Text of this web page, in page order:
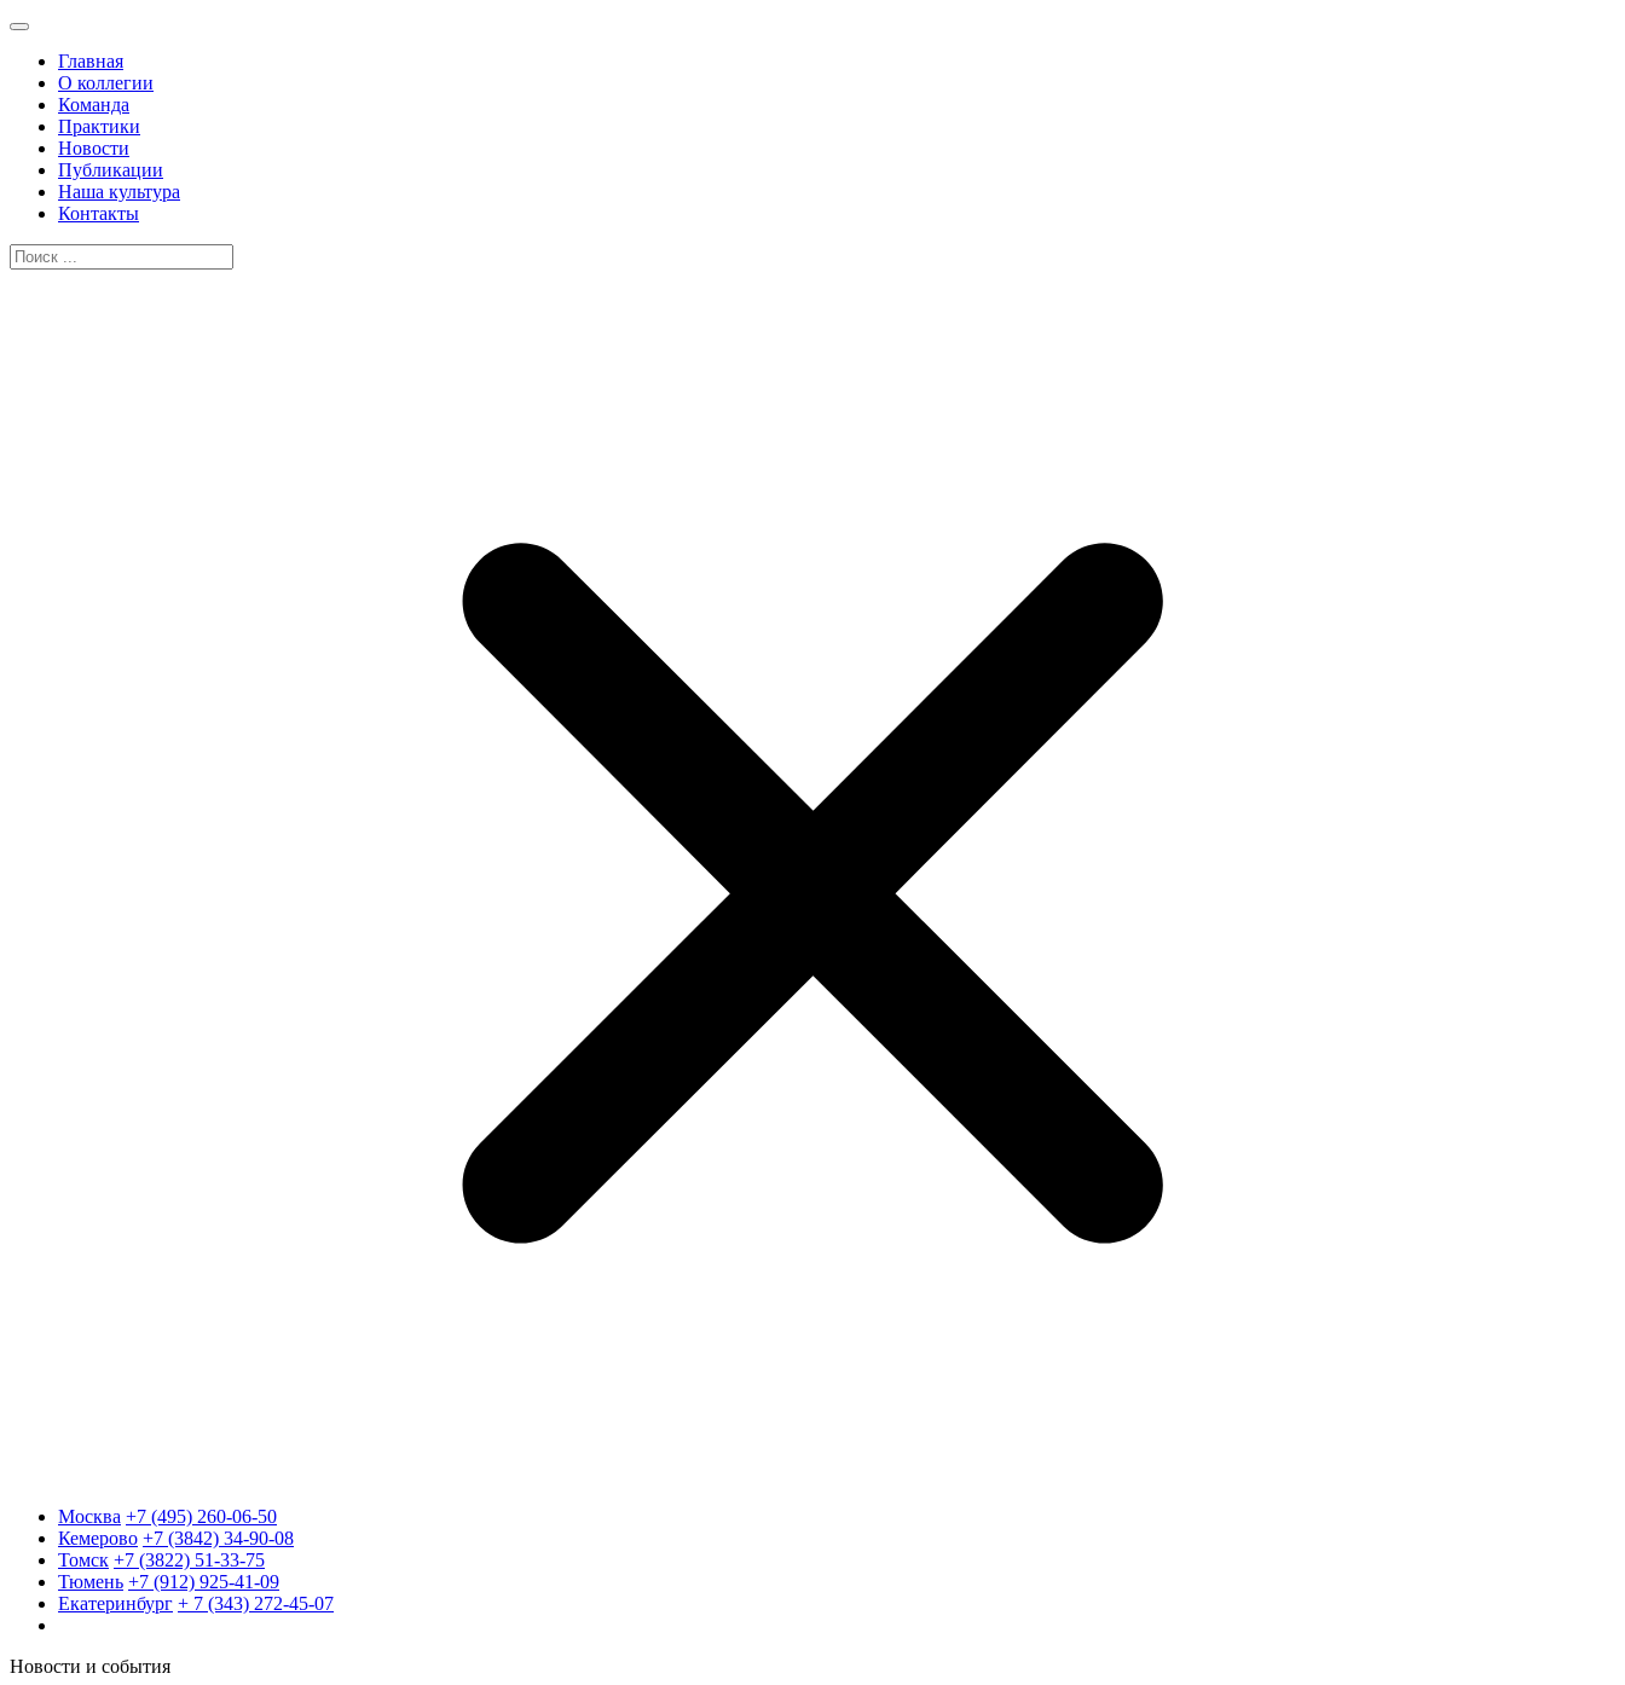
Главная
О коллегии
Команда
Практики
Новости
Публикации
Наша культура
Контакты
Москва +7 (495) 260-06-50
Кемерово +7 (3842) 34-90-08
Томск +7 (3822) 51-33-75
Тюмень +7 (912) 925-41-09
Екатеринбург + 7 (343) 272-45-07
Новости и события